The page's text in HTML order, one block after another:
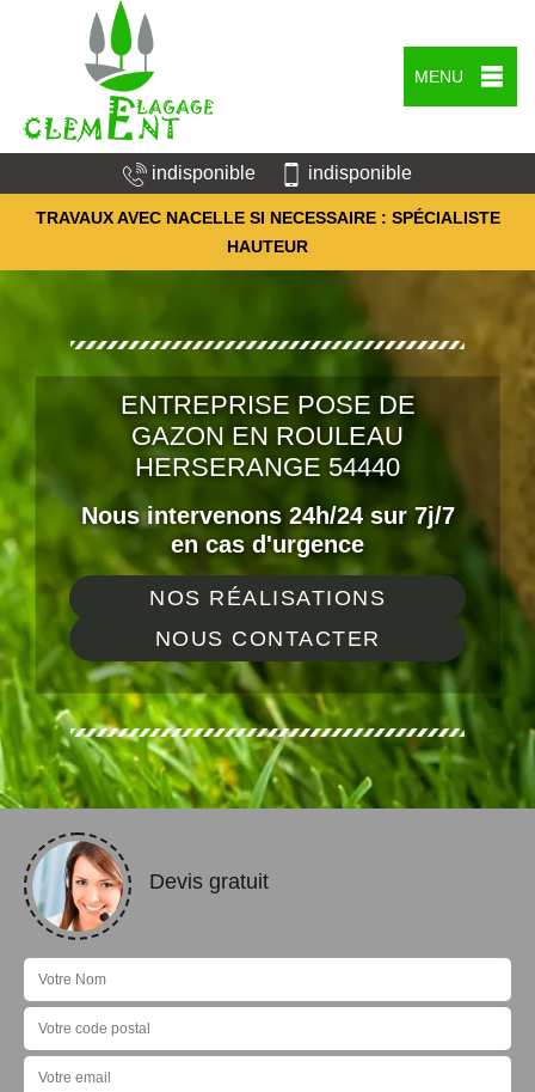
MENU
indisponible indisponible
TRAVAUX AVEC NACELLE SI NECESSAIRE : SPÉCIALISTE
HAUTEUR
ENTREPRISE POSE DE
GAZON EN ROULEAU
HERSERANGE 54440
Nous intervenons 24h/24 sur 7j/7
en cas d'urgence
NOS RÉALISATIONS
NOUS CONTACTER
Devis gratuit